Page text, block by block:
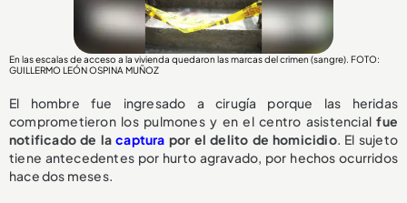
En las escalas de acceso a la vivienda quedaron las marcas del crimen (sangre). FOTO:
GUILLERMO LEÓN OSPINA MUÑOZ
El hombre fue ingresado a cirugía porque las heridas
comprometieron los pulmones y en el centro asistencialfue
notificado de lacaptura por el delito de homicidio. El sujeto
tiene antecedentes por hurto agravado, por hechos ocurridos
hace dos meses.